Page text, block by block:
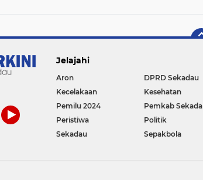
Jelajahi
Aron DPRD Sekadau
Kecelakaan
Kesehatan
Pemilu 2024
Pemkab
Peristiwa
Politik
Sekadau
Sepakbola